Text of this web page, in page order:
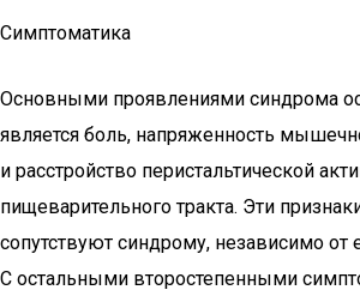
Симптоматика
Основными проявлениями синдрома
является боль, напряженность
и расстройство перистальтической
пищеварительного тракта. Эти
сопутствуют синдрому, независимо от
С остальными второстепенными